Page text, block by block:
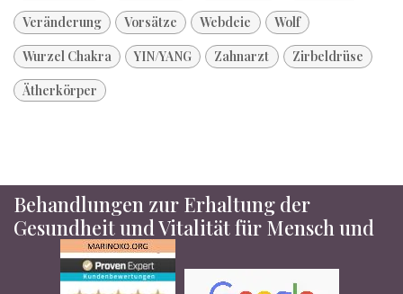
Veränderung
Vorsätze Webdeie
Wolf
Wurzel Chakra
YIN/YANG Zahnarzt
Zirbeldrüse
Ätherkörper
Behandlungen zur Erhaltung der
Gesundheit und Vitalität für Mensch und